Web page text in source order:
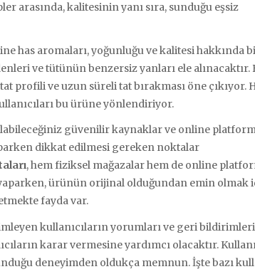
arasında, kalitesinin yanı sıra, sunduğu eşsiz
has aromaları, yoğunluğu ve kalitesi hakkında
ve tütünün benzersiz yanları ele alınacaktır.
profili ve uzun süreli tat bırakması öne çıkıyor.
bu ürüne yönlendiriyor.
güvenilir kaynaklar ve online
dikkat edilmesi gereken noktalar
, hem fiziksel mağazalar hem de online
ürünün orijinal olduğundan emin olmak
fayda var.
kullanıcıların yorumları ve geri bildirimleri
karar vermesine yardımcı olacaktır.
deneyimden oldukça memnun. İşte bazı